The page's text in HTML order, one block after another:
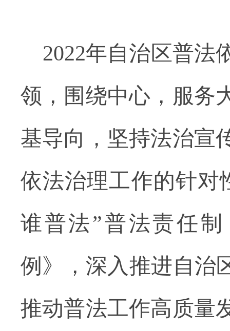
2022年自治区普法
领，围绕中心，服务
基导向，坚持法治宣
依法治理工作的针对
谁普法”普法责任
例》，深入推进自治
推动普法工作高质量